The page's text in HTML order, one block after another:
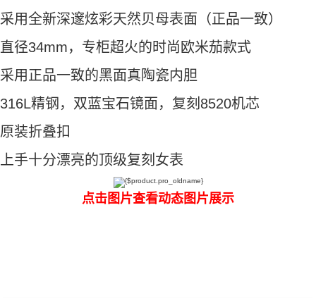
采用全新深邃炫彩天然贝母表面（正品一致）
直径34mm，专柜超火的时尚欧米茄款式
采用正品一致的黑面真陶瓷内胆
316L精钢，双蓝宝石镜面，复刻8520机芯
原装折叠扣
上手十分漂亮的顶级复刻女表
点击图片查看动态图片展示